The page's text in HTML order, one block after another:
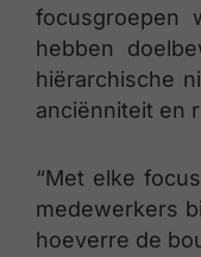
focusgroepen
hebben
hiërarchische
anciënniteit en
“Met elke
medewerkers
hoeverre de